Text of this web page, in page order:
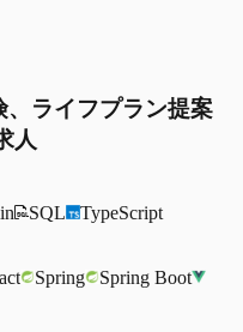
ライフプラン提案
人
SQL TypeScript
Spring
Spring Boot